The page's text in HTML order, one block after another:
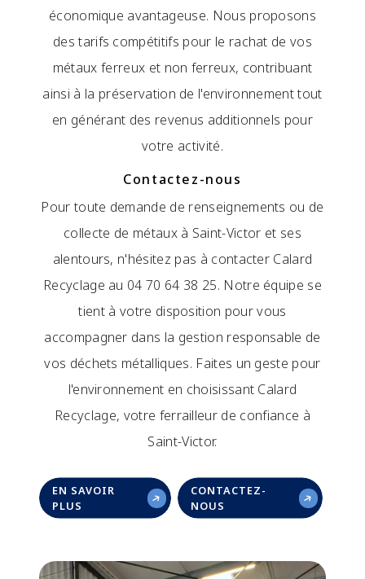
économique avantageuse. Nous proposons
des tarifs compétitifs pour le rachat de vos
métaux ferreux et non ferreux, contribuant
ainsi à la préservation de l'environnement tout
en générant des revenus additionnels pour
votre activité.
Contactez-nous
Pour toute demande de renseignements ou de
collecte de métaux à Saint-Victor et ses
alentours, n'hésitez pas à contacter Calard
Recyclage au 04 70 64 38 25. Notre équipe se
tient à votre disposition pour vous
accompagner dans la gestion responsable de
vos déchets métalliques. Faites un geste pour
l'environnement en choisissant Calard
Recyclage, votre ferrailleur de confiance à
Saint-Victor.
EN SAVOIR
PLUS
CONTACTEZ-
NOUS